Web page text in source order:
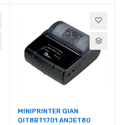
MINIPRINTER QIAN
QIT8BT1701 ANJET80